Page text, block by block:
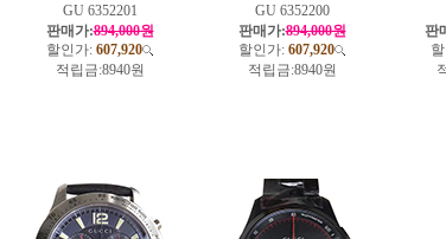
GU 6352201
판매가:894,000원
할인가: 607,920
적립금:8940원
GU 6352200
판매가:894,000원
할인가: 607,920
적립금:8940원
판